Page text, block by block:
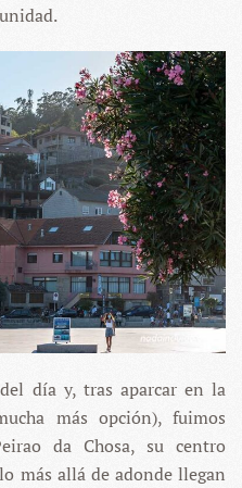
día y, tras aparcar en la
más opción), fuimos
da Chosa, su centro
más allá de adonde llegan